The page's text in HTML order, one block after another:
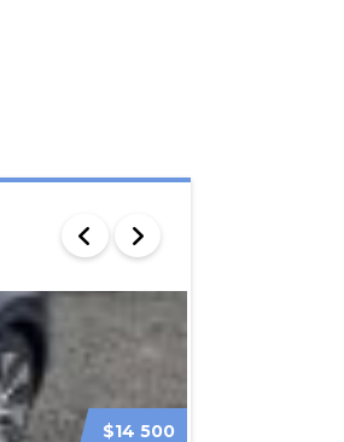
$14 500